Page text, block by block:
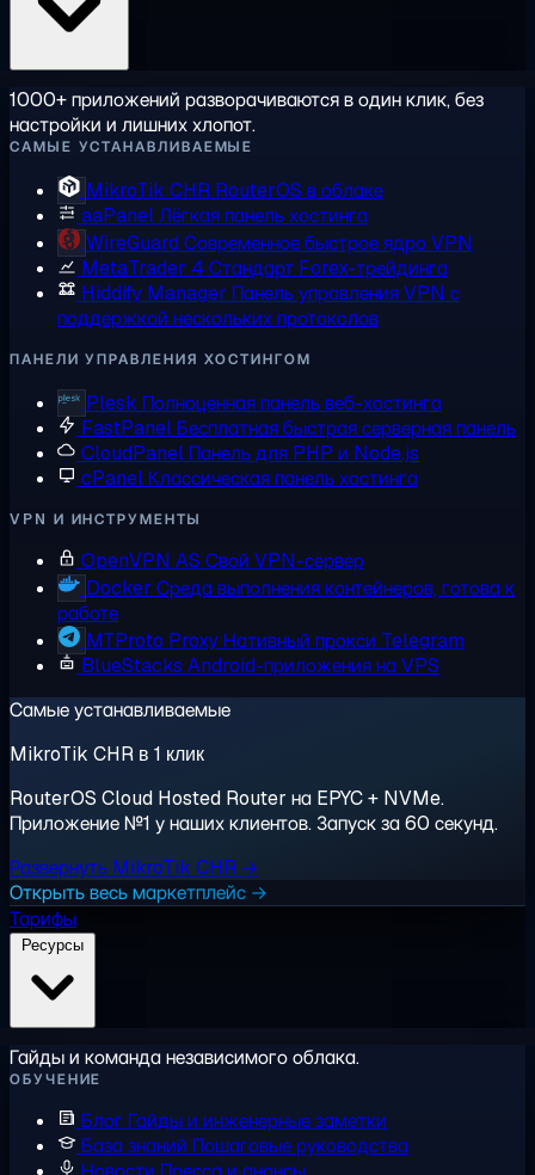
1000+ приложений разворачиваются в один клик, без
настройки и лишних хлопот.
САМЫЕ УСТАНАВЛИВАЕМЫЕ
MikroTik CHR RouterOS в облаке
aaPanelЛёгкая панель хостинга
WireGuard Современное быстрое ядро VPN
MetaTrader 4 Стандарт Forex-трейдинга
Hiddify Manager Панель управления VPN с
поддержкой нескольких протоколов
ПАНЕЛИ УПРАВЛЕНИЯ ХОСТИНГОМ
Plesk Полноценная панель веб-хостинга
FastPanelБесплатная быстрая серверная панель
CloudPanel Панель для PHP и Node.js
cPanelКлассическая панель хостинга
VPN И ИНСТРУМЕНТЫ
OpenVPN AS Свой VPN-сервер
Docker Среда выполнения контейнеров, готова к
работе
MTProto ProxyНативный прокси Telegram
BlueStacks Android-приложения на VPS
Самые устанавливаемые
MikroTik CHR в 1 клик
RouterOS Cloud Hosted Router на EPYC + NVMe.
Приложение №1 у наших клиентов. Запуск за 60 секунд.
Развернуть MikroTik CHR →
Открыть весь маркетплейс →
Тарифы
Гайды и команда независимого облака.
ОБУЧЕНИЕ
Блог Гайды и инженерные заметки
База знаний Пошаговые руководства